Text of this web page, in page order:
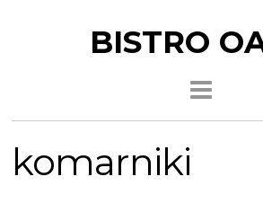
BISTRO
komarniki